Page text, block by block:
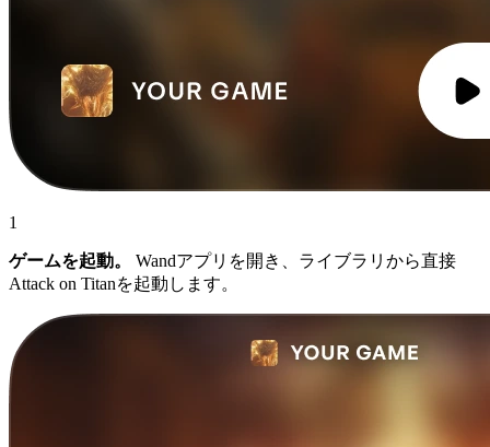
1
ゲームを起動。
Wandアプリを開き、ライブラリから直接
Attack on Titanを起動します。